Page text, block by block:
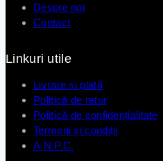
Despre noi
Contact
Linkuri utile
Livrare și plată
Politică de retur
Politică de confidențialitate
Termeni și condiții
A.N.P.C.